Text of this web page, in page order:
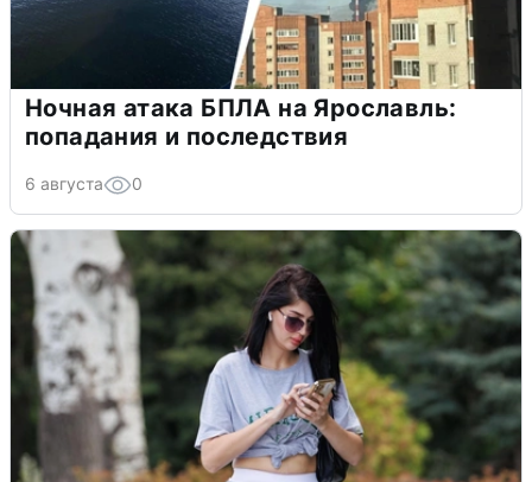
Ночная атака БПЛА на Ярославль:
попадания и последствия
6 августа 0